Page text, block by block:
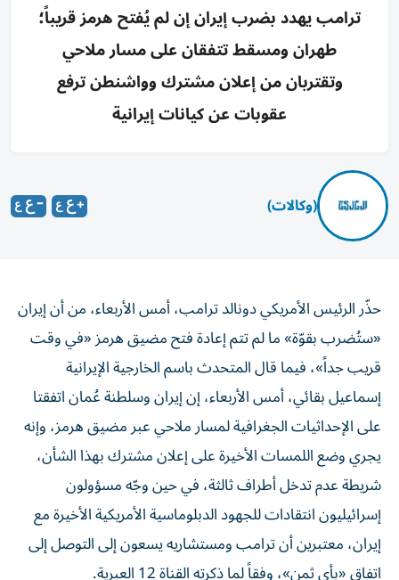
ترامب يهدد بضرب إيران إن لم يُفتح هرمز قريباً؛
طهران ومسقط تتفقان على مسار ملاحي
وتقتربان من إعلان مشترك وواشنطن ترفع
عقوبات عن كيانات إيرانية
(وكالات)
حذّر الرئيس الأمريكي دونالد ترامب، أمس الأربعاء، من أن إيران
«ستُضرب بقوّة» ما لم تتم إعادة فتح مضيق هرمز «في وقت
قريب جداً»، فيما قال ‌المتحدث باسم الخارجية الإيرانية ​
إسماعيل بقائي، أمس الأربعاء، إن ‌إيران وسلطنة عُمان اتفقتا
‌على الإحداثيات الجغرافية لمسار ملاحي عبر مضيق هرمز، وإنه
يجري وضع اللمسات الأخيرة على ​إعلان مشترك بهذا ‌الشأن،
شريطة عدم تدخل أطراف ثالثة، في حين وجّه مسؤولون
إسرائيليون انتقادات للجهود الدبلوماسية الأمريكية الأخيرة مع
إيران، معتبرين أن ترامب ومستشاريه يسعون إلى التوصل إلى
اتفاق «بأي ثمن»، وفقاً لما ذكرته القناة 12 العبرية.